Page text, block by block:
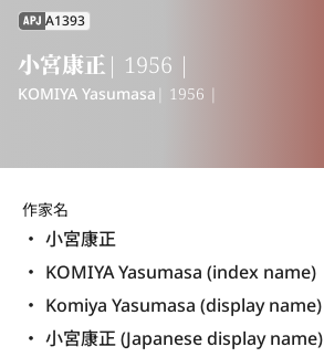
APJ A1393
小宮康正 | 1956 |
KOMIYA Yasumasa | 1956 |
作家名
小宮康正
KOMIYA Yasumasa (index name)
Komiya Yasumasa (display name)
小宮康正 (Japanese display name)